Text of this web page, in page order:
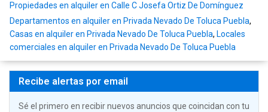
Propiedades en alquiler en Calle C Josefa Ortiz De Domínguez
Departamentos en alquiler en Privada Nevado De Toluca Puebla,
Casas en alquiler en Privada Nevado De Toluca Puebla, Locales
comerciales en alquiler en Privada Nevado De Toluca Puebla
Recibe alertas por email
Sé el primero en recibir nuevos anuncios que coincidan con tu